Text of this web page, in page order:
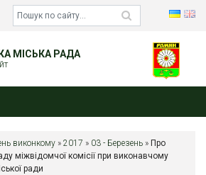
МІСЬКА РАДА
виконкому » 2017 » 03 - Березень » Про
міжвідомчої комісії при виконавчому
ради